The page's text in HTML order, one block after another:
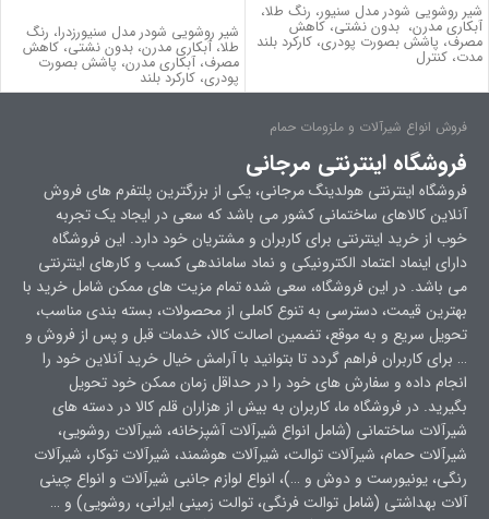
شیر روشویی شودر مدل سنیور، رنگ طلا،
آبکاری مدرن، بدون نشتي، کاهش
مصرف، پاشش بصورت پودری، کارکرد بلند
مدت، كنترل
شیر روشویی شودر مدل سنیورزدرا، رنگ
طلا، آبکاری مدرن، بدون نشتي، کاهش
مصرف، آبکاری مدرن، پاشش بصورت
پودری، کارکرد بلند
فروش انواع شیرآلات و ملزومات حمام
فروشگاه اینترنتی مرجانی
فروشگاه اینترنتی هولدینگ مرجانی، یکی از بزرگترین پلتفرم های فروش
آنلاین کالاهای ساختمانی کشور می باشد که سعی در ایجاد یک تجربه
خوب از خرید اینترنتی برای کاربران و مشتریان خود دارد. این فروشگاه
دارای اینماد اعتماد الکترونیکی و نماد ساماندهی کسب و کارهای اینترنتی
می باشد. در این فروشگاه، سعی شده تمام مزیت های ممکن شامل خرید با
بهترین قیمت، دسترسی به تنوع کاملی از محصولات، بسته بندی مناسب،
تحویل سریع و به موقع، تضمین اصالت کالا، خدمات قبل و پس از فروش و
… برای کاربران فراهم گردد تا بتوانید با آرامش خیال خرید آنلاین خود را
انجام داده و سفارش های خود را در حداقل زمان ممکن خود تحویل
بگیرید. در فروشگاه ما، کاربران به بیش از هزاران قلم کالا در دسته های
شیرآلات ساختمانی (شامل انواع شیرآلات آشپزخانه، شیرآلات روشویی،
شیرآلات حمام، شیرآلات توالت، شیرآلات هوشمند، شیرآلات توکار، شیرآلات
رنگی، یونیورست و دوش و …)، انواع لوازم جانبی شیرآلات و انواع چینی
آلات بهداشتی (شامل توالت فرنگی، توالت زمینی ایرانی، روشویی) و …